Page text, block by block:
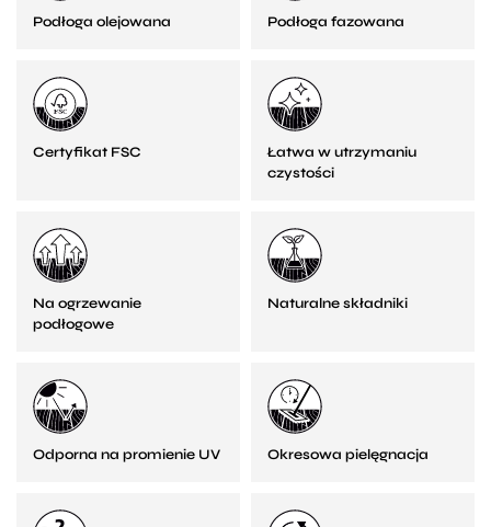
Podłoga olejowana Podłoga fazowana
Certyfikat FSC
Łatwa w utrzymaniu
czystości
Na ogrzewanie
podłogowe
Naturalne składniki
Odporna na promienie UV Okresowa pielęgnacja